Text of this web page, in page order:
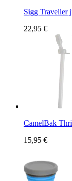
Sigg Traveller
22,95 €
CamelBak
15,95 €